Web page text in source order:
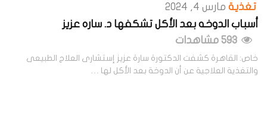
تغذية مارس 4, 2024
أسباب الدوخه بعد الأكل تشكفها د. ساره عزيز
خاص: القاهرة كشفت الدكتورة سارة عزيز إستشارى العلاج الطبيعى
والتغذية العلاجية عن أن الدوخة بعد الأكل لها …